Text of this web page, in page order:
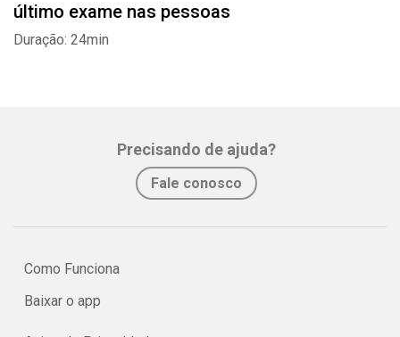
último exame nas pessoas
Duração: 24min
Precisando de ajuda?
Fale conosco
Como Funciona
Baixar o app